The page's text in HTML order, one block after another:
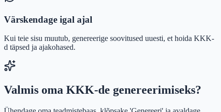
Värskendage igal ajal
Kui teie sisu muutub, genereerige soovitused uuesti, et hoida KKK-
d täpsed ja ajakohased.
Valmis oma KKK-de genereerimiseks?